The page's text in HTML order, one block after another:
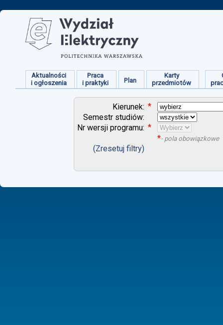
Aktualności
i ogłoszenia
Praca
i praktyki
Plan
Karty
przedmiotów
Kierunek: *
Semestr studiów:
Nr wersji programu: *
*- pola obowiązkowe
(Zresetuj filtry)